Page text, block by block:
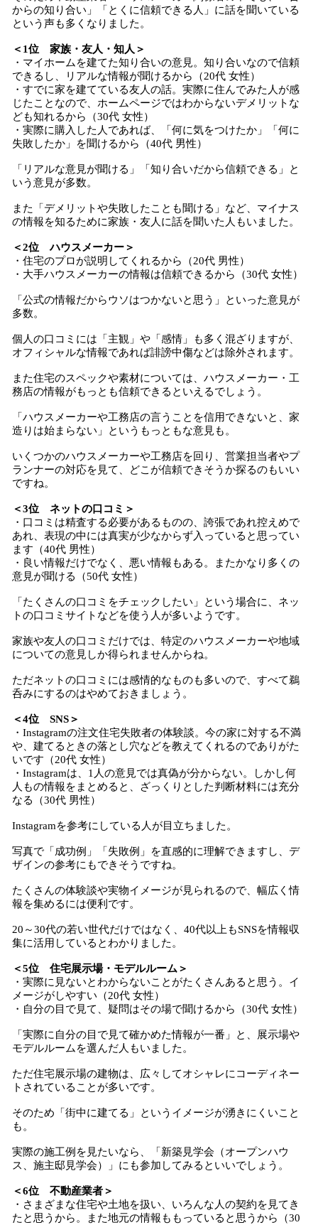
からの知り合い」「とくに信頼できる人」に話を聞いている
という声も多くなりました。
＜1位 家族・友人・知人＞
・マイホームを建てた知り合いの意見。知り合いなので信頼
できるし、リアルな情報が聞けるから（20代 女性）
・すでに家を建てている友人の話。実際に住んでみた人が感
じたことなので、ホームページではわからないデメリットな
ども知れるから（30代 女性）
・実際に購入した人であれば、「何に気をつけたか」「何に
失敗したか」を聞けるから（40代 男性）
「リアルな意見が聞ける」「知り合いだから信頼できる」と
いう意見が多数。
また「デメリットや失敗したことも聞ける」など、マイナス
の情報を知るために家族・友人に話を聞いた人もいました。
＜2位 ハウスメーカー＞
・住宅のプロが説明してくれるから（20代 男性）
・大手ハウスメーカーの情報は信頼できるから（30代 女性）
「公式の情報だからウソはつかないと思う」といった意見が
多数。
個人の口コミには「主観」や「感情」も多く混ざりますが、
オフィシャルな情報であれば誹謗中傷などは除外されます。
また住宅のスペックや素材については、ハウスメーカー・工
務店の情報がもっとも信頼できるといえるでしょう。
「ハウスメーカーや工務店の言うことを信用できないと、家
造りは始まらない」というもっともな意見も。
いくつかのハウスメーカーや工務店を回り、営業担当者やプ
ランナーの対応を見て、どこが信頼できそうか探るのもいい
ですね。
＜3位 ネットの口コミ＞
・口コミは精査する必要があるものの、誇張であれ控えめで
あれ、表現の中には真実が少なからず入っていると思ってい
ます（40代 男性）
・良い情報だけでなく、悪い情報もある。またかなり多くの
意見が聞ける（50代 女性）
「たくさんの口コミをチェックしたい」という場合に、ネッ
トの口コミサイトなどを使う人が多いようです。
家族や友人の口コミだけでは、特定のハウスメーカーや地域
についての意見しか得られませんからね。
ただネットの口コミには感情的なものも多いので、すべて鵜
呑みにするのはやめておきましょう。
＜4位 SNS＞
・Instagramの注文住宅失敗者の体験談。今の家に対する不満
や、建てるときの落とし穴などを教えてくれるのでありがた
いです（20代 女性）
・Instagramは、1人の意見では真偽が分からない。しかし何
人もの情報をまとめると、ざっくりとした判断材料には充分
なる（30代 男性）
Instagramを参考にしている人が目立ちました。
写真で「成功例」「失敗例」を直感的に理解できますし、デ
ザインの参考にもできそうですね。
たくさんの体験談や実物イメージが見られるので、幅広く情
報を集めるには便利です。
20～30代の若い世代だけではなく、40代以上もSNSを情報収
集に活用しているとわかりました。
＜5位 住宅展示場・モデルルーム＞
・実際に見ないとわからないことがたくさんあると思う。イ
メージがしやすい（20代 女性）
・自分の目で見て、疑問はその場で聞けるから（30代 女性）
「実際に自分の目で見て確かめた情報が一番」と、展示場や
モデルルームを選んだ人もいました。
ただ住宅展示場の建物は、広々してオシャレにコーディネー
トされていることが多いです。
そのため「街中に建てる」というイメージが湧きにくいこと
も。
実際の施工例を見たいなら、「新築見学会（オープンハウ
ス、施主邸見学会）」にも参加してみるといいでしょう。
＜6位 不動産業者＞
・さまざまな住宅や土地を扱い、いろんな人の契約を見てき
たと思うから。また地元の情報ももっていると思うから（30